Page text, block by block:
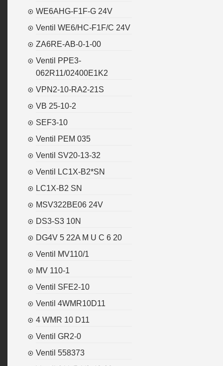
WE6AHG-F1F-G 24V
Ventil WE6/HC-F1F/C 24V
ZA6RE-AB-0-1-00
Ventil PPE3-
062R11/02400E1K2
VPN2-10-RA2-21S
VB 25-10-2
SEF3-10
Ventil PEM 035
Ventil SV20-13-32
Ventil LC1X-B2*SN
LC1X-B2 SN
MSV322BE06 24V
DS3-S3 10N
DG4V 5 22A M U C 6 20
Ventil MV110/1
MV 110-1
Ventil SFE2-10
Ventil 4WMR10D11
4 WMR 10 D11
Ventil GR2-0
Ventil 558373